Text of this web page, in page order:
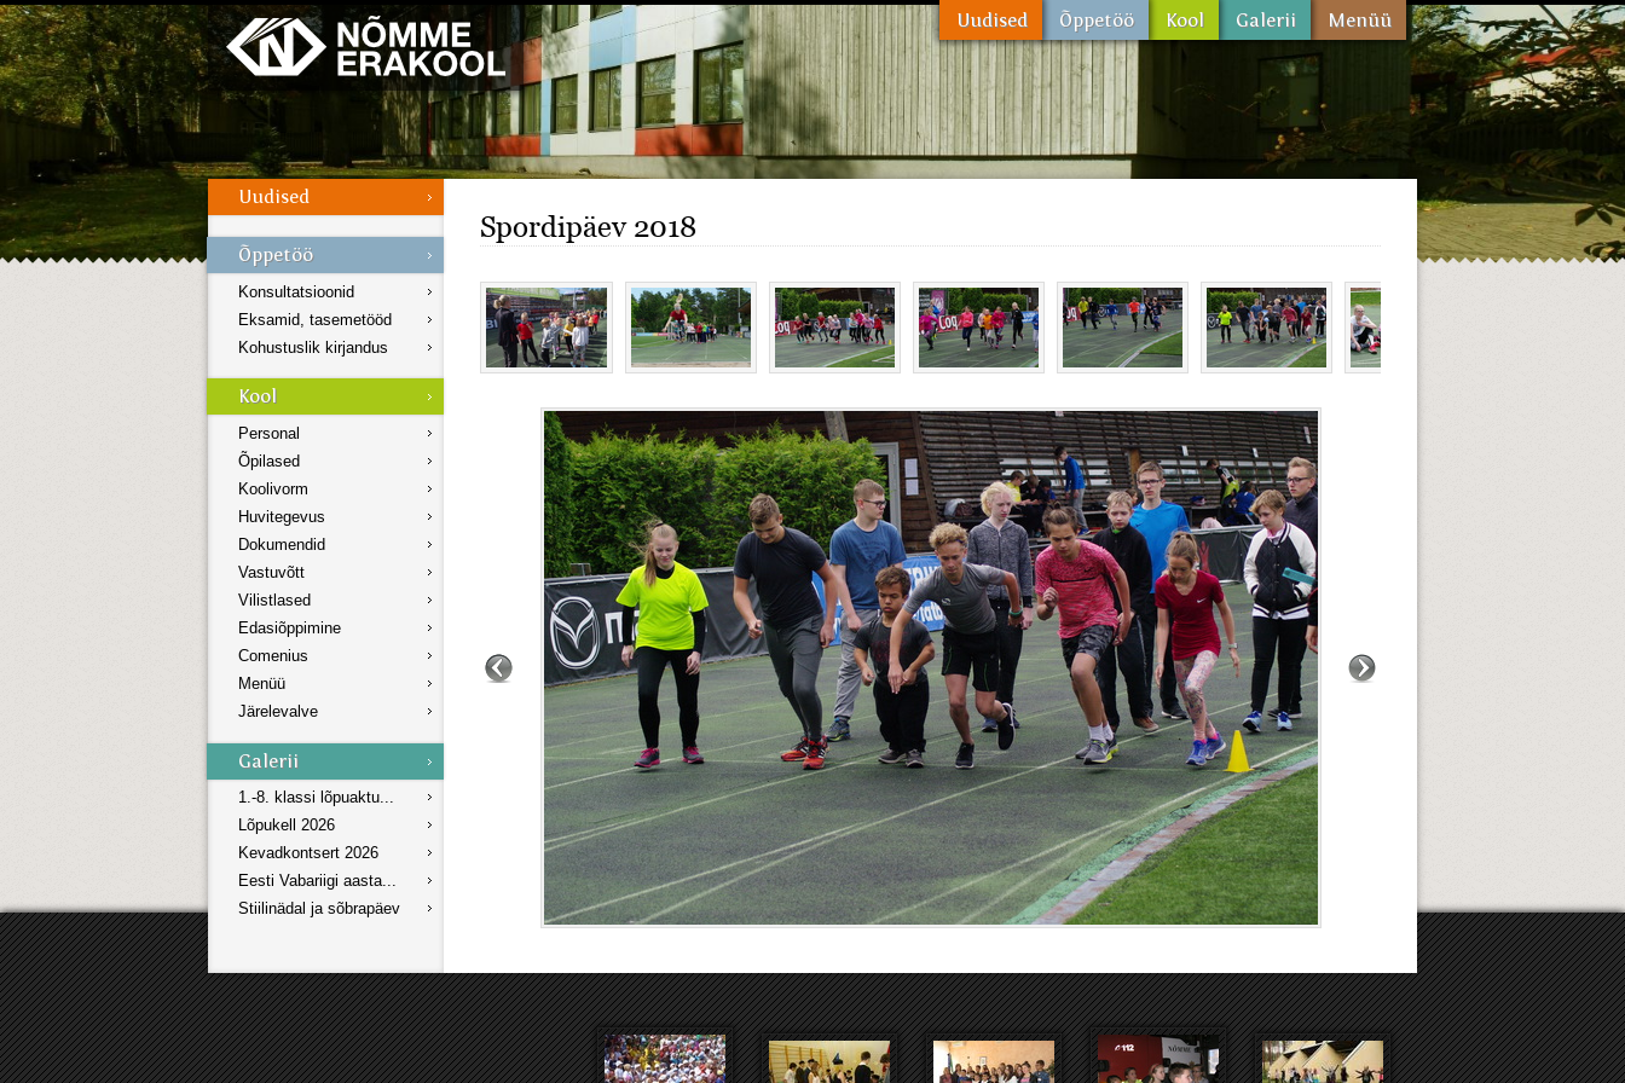
Menüü
Galerii
Konsultatsioonid
Eksamid, tasemetööd
Kohustuslik kirjandus
Personal
Õpilased
Koolivorm
Huvitegevus
Dokumendid
Vastuvõtt
Vilistlased
Edasiõppimine
Comenius
Menüü
Järelevalve
1.-8. klassi lõpuaktu...
Lõpukell 2026
Kevadkontsert 2026
Eesti Vabariigi aasta...
Stiilinädal ja sõbrapäev
Spordipäev 2018